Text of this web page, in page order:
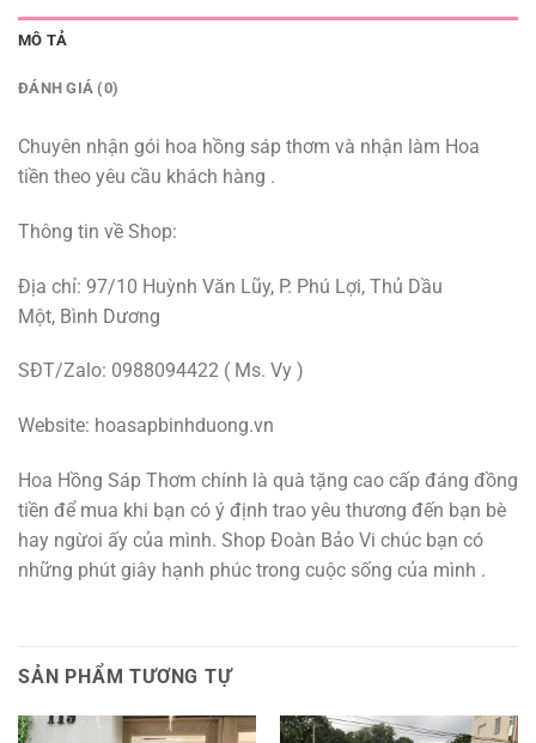
MÔ TẢ
ĐÁNH GIÁ (0)
Chuyên nhận gói hoa hồng sáp thơm và nhận làm Hoa
tiền theo yêu cầu khách hàng .
Thông tin về Shop:
Địa chỉ: 97/10 Huỳnh Văn Lũy, P. Phú Lợi, Thủ Dầu
Một, Bình Dương
SĐT/Zalo: 0988094422 ( Ms. Vy )
Website: hoasapbinhduong.vn
Hoa Hồng Sáp Thơm chính là quà tặng cao cấp đáng đồng
tiền để mua khi bạn có ý định trao yêu thương đến bạn bè
hay ngừoi ấy của mình. Shop Đoàn Bảo Vi chúc bạn có
những phút giây hạnh phúc trong cuộc sống của mình .
SẢN PHẨM TƯƠNG TỰ